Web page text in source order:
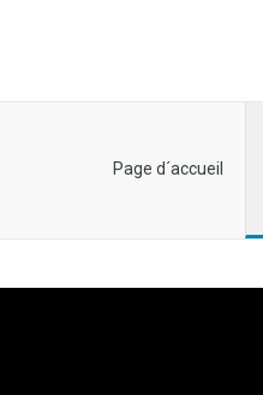
Page d´accueil